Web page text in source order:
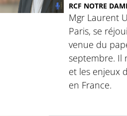
RCF NOTRE
Mgr Laurent
Paris, se
venue du
septembre. Il
et les enjeux
en France.